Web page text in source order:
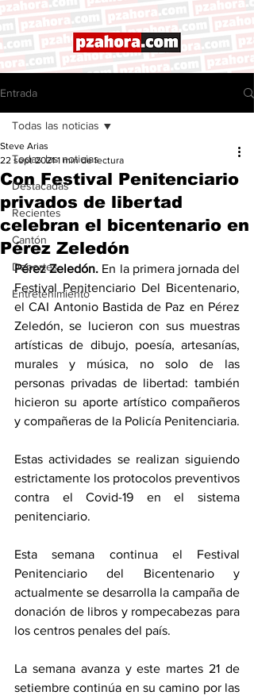
Entrada
Todas las noticias
Destacadas
Recientes
Cantón
Deportes
Entretenimiento
Todas las noticias
Con Festival Penitenciario
privados de libertad
celebran el bicentenario en
Pérez Zeledón
Steve Arias
22 sept 2021 1 min de lectura
Pérez Zeledón. En la primera jornada del
Festival Penitenciario Del Bicentenario,
el CAI Antonio Bastida de Paz en Pérez
Zeledón, se lucieron con sus muestras
artísticas de dibujo, poesía, artesanías,
murales y música, no solo de las
personas privadas de libertad: también
hicieron su aporte artístico compañeros
y compañeras de la Policía Penitenciaria.
Estas actividades se realizan siguiendo
estrictamente los protocolos preventivos
contra el Covid-19 en el sistema
penitenciario.
Esta semana continua el Festival
Penitenciario del Bicentenario y
actualmente se desarrolla la campaña de
donación de libros y rompecabezas para
los centros penales del país.
La semana avanza y este martes 21 de
setiembre continúa en su camino por las